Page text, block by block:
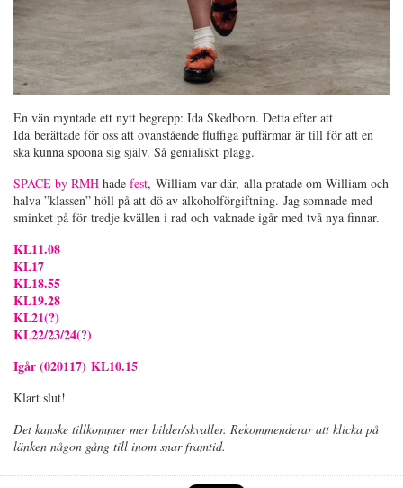
En vän myntade ett nytt begrepp: Ida Skedborn. Detta efter att
Ida berättade för oss att ovanstående fluffiga puffärmar är till för att en
ska kunna spoona sig själv. Så genialiskt plagg.
SPACE by RMH hade fest, William var där, alla pratade om William och
halva ”klassen” höll på att dö av alkoholförgiftning. Jag somnade med
sminket på för tredje kvällen i rad och vaknade igår med två nya finnar.
KL11.08
KL17
KL18.55
KL19.28
KL21(?)
KL22/23/24(?)
Igår (020117) KL10.15
Klart slut!
Det kanske tillkommer mer bilder/skvaller. Rekommenderar att klicka på
länken någon gång till inom snar framtid.